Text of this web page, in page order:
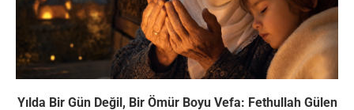
Yılda Bir Gün Değil, Bir Ömür Boyu Vefa: Fethullah Gülen